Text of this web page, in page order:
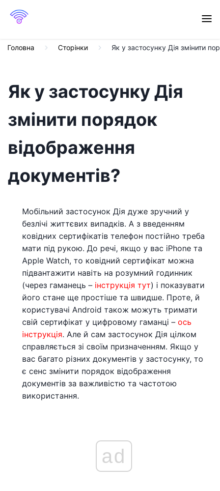
Головна Сторінки Як у застосунку Дія змінити
Як у застосунку Дія
змінити порядок
відображення
документів?
Мобільний застосунок Дія дуже зручний у
безлічі життєвих випадків. А з введенням
ковідних сертифікатів телефон постійно треба
мати під рукою. До речі, якщо у вас iPhone та
Apple Watch, то ковідний сертифікат можна
підвантажити навіть на розумний годинник
(через гаманець – інструкція тут) і показувати
його стане ще простіше та швидше. Проте, й
користувачі Android також можуть тримати
свій сертифікат у цифровому гаманці – ось
інструкція. Але й сам застосунок Дія цілком
справляється зі своїм призначенням. Якщо у
вас багато різних документів у застосунку, то
є сенс змінити порядок відображення
документів за важливістю та частотою
використання.
ad